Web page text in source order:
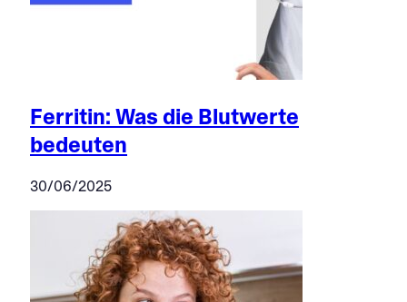
Ferritin: Was die Blutwerte
bedeuten
30/06/2025